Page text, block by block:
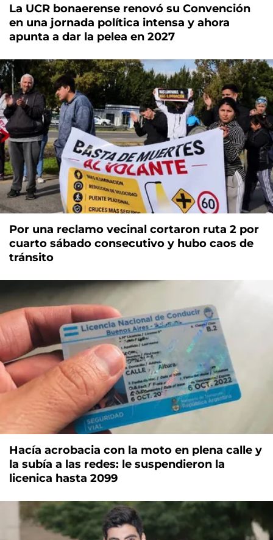
La UCR bonaerense renovó su Convención
en una jornada política intensa y ahora
apunta a dar la pelea en 2027
Por una reclamo vecinal cortaron ruta 2 por
cuarto sábado consecutivo y hubo caos de
tránsito
Hacía acrobacia con la moto en plena calle y
la subía a las redes: le suspendieron la
licenica hasta 2099